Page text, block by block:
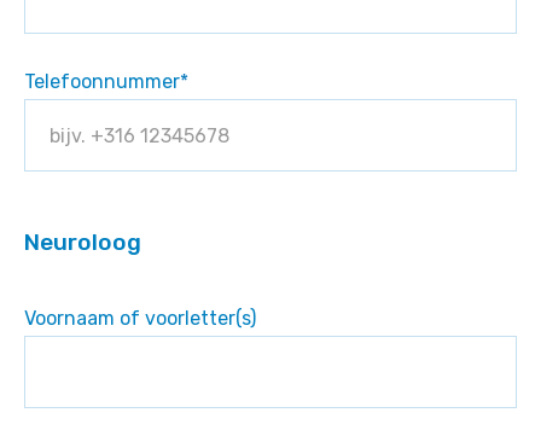
Telefoonnummer*
Neuroloog
Voornaam of voorletter(s)